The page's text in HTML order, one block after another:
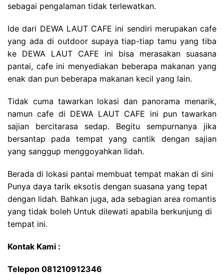
sebagai pengalaman tidak terlewatkan.
Ide dari DEWA LAUT CAFE ini sendiri merupakan cafe
yang ada di outdoor supaya tiap-tiap tamu yang tiba
ke DEWA LAUT CAFE ini bisa merasakan suasana
pantai, cafe ini menyediakan beberapa makanan yang
enak dan pun beberapa makanan kecil yang lain.
Tidak cuma tawarkan lokasi dan panorama menarik,
namun cafe di DEWA LAUT CAFE ini pun tawarkan
sajian bercitarasa sedap. Begitu sempurnanya jika
bersantap pada tempat yang cantik dengan sajian
yang sanggup menggoyahkan lidah.
Berada di lokasi pantai membuat tempat makan di sini
Punya daya tarik eksotis dengan suasana yang tepat
dengan lidah. Bahkan juga, ada sebagian area romantis
yang tidak boleh Untuk dilewati apabila berkunjung di
tempat ini.
Kontak Kami :
Telepon 081210912346